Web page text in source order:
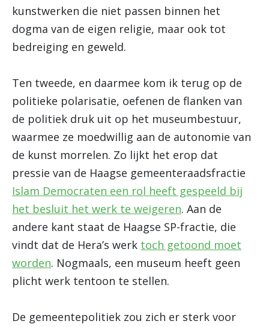
kunstwerken die niet passen binnen het
dogma van de eigen religie, maar ook tot
bedreiging en geweld.
Ten tweede, en daarmee kom ik terug op de
politieke polarisatie, oefenen de flanken van
de politiek druk uit op het museumbestuur,
waarmee ze moedwillig aan de autonomie van
de kunst morrelen. Zo lijkt het erop dat
pressie van de Haagse gemeenteraadsfractie
Islam Democraten een rol heeft gespeeld bij
het besluit het werk te weigeren. Aan de
andere kant staat de Haagse SP-fractie, die
vindt dat de Hera’s werk toch getoond moet
worden. Nogmaals, een museum heeft geen
plicht werk tentoon te stellen.
De gemeentepolitiek zou zich er sterk voor